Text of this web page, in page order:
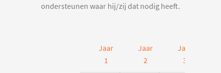
ondersteunen waar hij/zij dat nodig heeft.
Jaar
1
Jaar
2
Jaar
3